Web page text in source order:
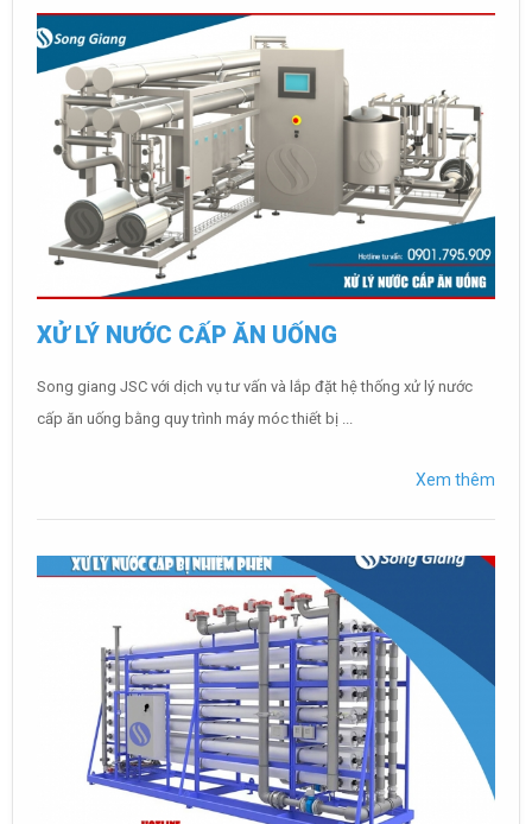
XỬ LÝ NƯỚC CẤP ĂN UỐNG
Song giang JSC với dịch vụ tư vấn và lắp đặt hệ thống xử lý nước
cấp ăn uống bằng quy trình máy móc thiết bị ...
Xem thêm